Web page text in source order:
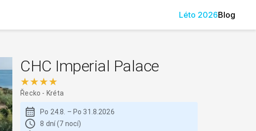
Léto 2026Blog
CHC Imperial Palace
★★★★
Řecko - Kréta
Po 24.8. – Po 31.8.2026
8 dní (7 nocí)